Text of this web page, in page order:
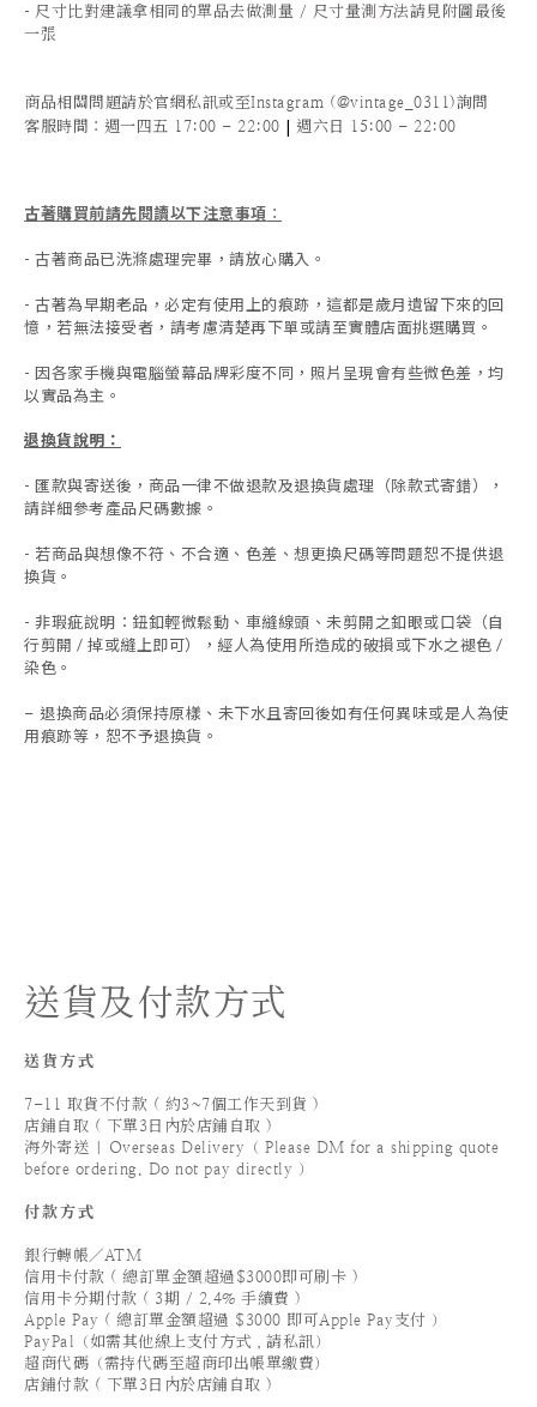
- 尺寸比對建議拿相同的單品去做測量 / 尺寸量測方法請見附圖最後
一張
商品相關問題請於官網私訊或至Instagram (@vintage_0311)詢問
客服時間 ：週一四五 17:00 - 22:00 | 週六日 15:00 - 22:00
古著購買前請先閱讀以下注意事項 ：
- 古著商品已洗滌處理完畢，請放心購入。
- 古著為早期老品，必定有使用上的痕跡，這都是歲月遺留下來的回
憶，若無法接受者，請考慮清楚再下單或請至實體店面挑選購買。
- 因各家手機與電腦螢幕品牌彩度不同，照片呈現會有些微色差，均
以實品為主。
退換貨說明：
- 匯款與寄送後，商品一律不做退款及退換貨處理（除款式寄錯），
請詳細參考產品尺碼數據 。
- 若商品與想像不符、不合適、色差、想更換尺碼等問題恕不提供退
換貨。
- 非瑕疵說明：鈕釦輕微鬆動、車縫線頭、未剪開之釦眼或口袋（自
行剪開 / 掉或縫上即可），經人為使用所造成的破損或下水之褪色 /
染色。
- 退換商品必須保持原樣、未下水且寄回後如有任何異味或是人為使
用痕跡等 ， 恕不予退換貨。
送貨及付款方式
送貨方式
7-11 取貨不付款 ( 約3~7個工作天到貨 )
店鋪自取 ( 下單3日內於店鋪自取 )
海外寄送 | Overseas Delivery（ Please DM for a shipping quote
before ordering. Do not pay directly ）
付款方式
銀行轉帳／ATM
信用卡付款 ( 總訂單金額超過$3000即可刷卡 )
信用卡分期付款 ( 3期 / 2.4% 手續費 )
Apple Pay ( 總訂單金額超過 $3000 即可Apple Pay支付 ）
PayPal（如需其他線上支付方式，請私訊）
超商代碼（需持代碼至超商印出帳單繳費）
店鋪付款 ( 下單3日內於店鋪自取 )